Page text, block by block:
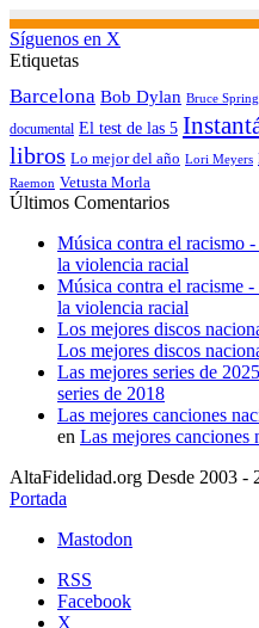
Síguenos en X
Etiquetas
Barcelona Bob Dylan Bruce
documental El test de las 5
libros Lo mejor del año Lori Meyers
Raemon Vetusta Morla
Últimos Comentarios
Música contra el racismo
la violencia racial
Música contra el racisme
la violencia racial
Los mejores discos
Los mejores discos
Las mejores series de
series de 2018
Las mejores canciones
en Las mejores canciones
AltaFidelidad.org Desde 2003 -
Portada
Mastodon
RSS
Facebook
X